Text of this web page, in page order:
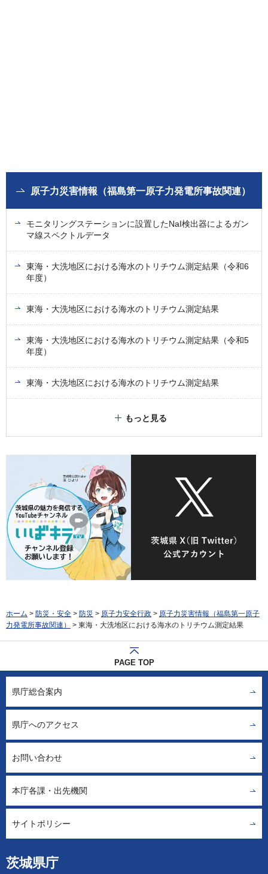
原子力災害情報（福島第一原子力発電所事故関連）
モニタリングステーションに設置したNaI検出器によるガン
マ線スペクトルデータ
東海・大洗地区における海水のトリチウム測定結果（令和6
年度）
東海・大洗地区における海水のトリチウム測定結果
東海・大洗地区における海水のトリチウム測定結果（令和5
年度）
東海・大洗地区における海水のトリチウム測定結果
もっと見る
ホーム > 防災・安全 > 防災 > 原子力安全行政 > 原子力災害情報（福島第一原子
力発電所事故関連）
> 東海・大洗地区における海水のトリチウム測定結果
PAGE TOP
茨城県庁
県庁総合案内
県庁へのアクセス
お問い合わせ
本庁各課・出先機関
サイトポリシー